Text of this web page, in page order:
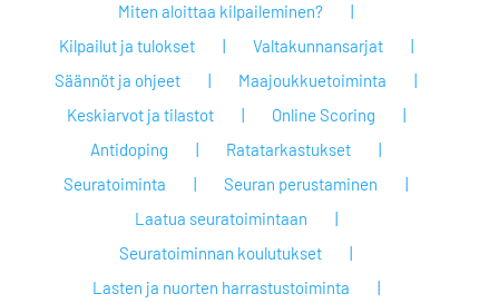
Miten aloittaa kilpaileminen?
Kilpailut ja tulokset
Valtakunnansarjat
Säännöt ja ohjeet
Maajoukkuetoiminta
Keskiarvot ja tilastot
Online Scoring
Antidoping
Ratatarkastukset
Seuratoiminta
Seuran perustaminen
Laatua seuratoimintaan
Seuratoiminnan koulutukset
Lasten ja nuorten harrastustoiminta